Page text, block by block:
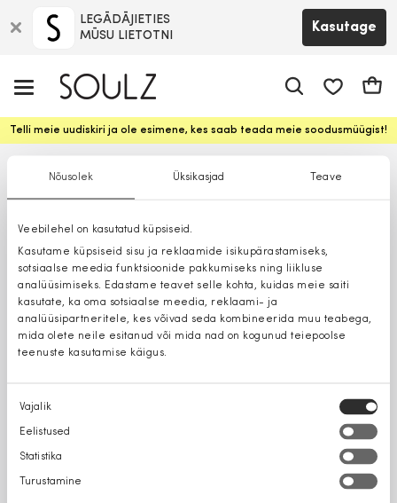
Nõusolek Üksikasjad Teave
Veebilehel on kasutatud küpsiseid.
Kasutame küpsiseid sisu ja reklaamide isikupärastamiseks,
sotsiaalse meedia funktsioonide pakkumiseks ning liikluse
analüüsimiseks. Edastame teavet selle kohta, kuidas meie saiti
kasutate, ka oma sotsiaalse meedia, reklaami- ja
analüüsipartneritele, kes võivad seda kombineerida muu teabega,
mida olete neile esitanud või mida nad on kogunud teiepoolse
teenuste kasutamise käigus.
Nõusoleku
valik
Vajalik
Eelistused
Statistika
Turustamine
LEGĀDĀJIETIES
MŪSU LIETOTNI
Kasutage
Telli meie uudiskiri ja ole esimene, kes saab teada meie soodusmüügist!